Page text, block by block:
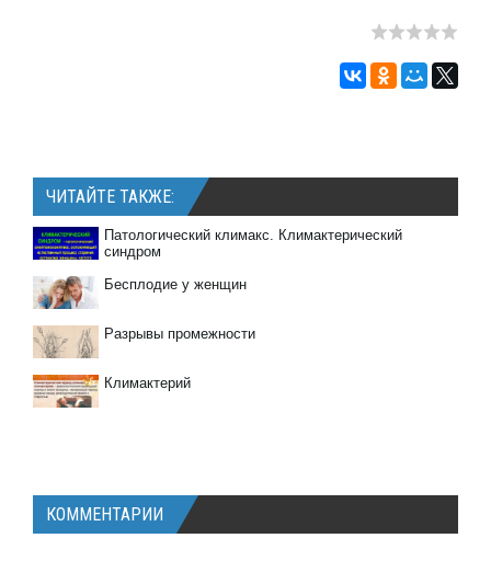
ЧИТАЙТЕ ТАКЖЕ:
Патологический климакс. Климактерический
синдром
Бесплодие у женщин
Разрывы промежности
Климактерий
КОММЕНТАРИИ